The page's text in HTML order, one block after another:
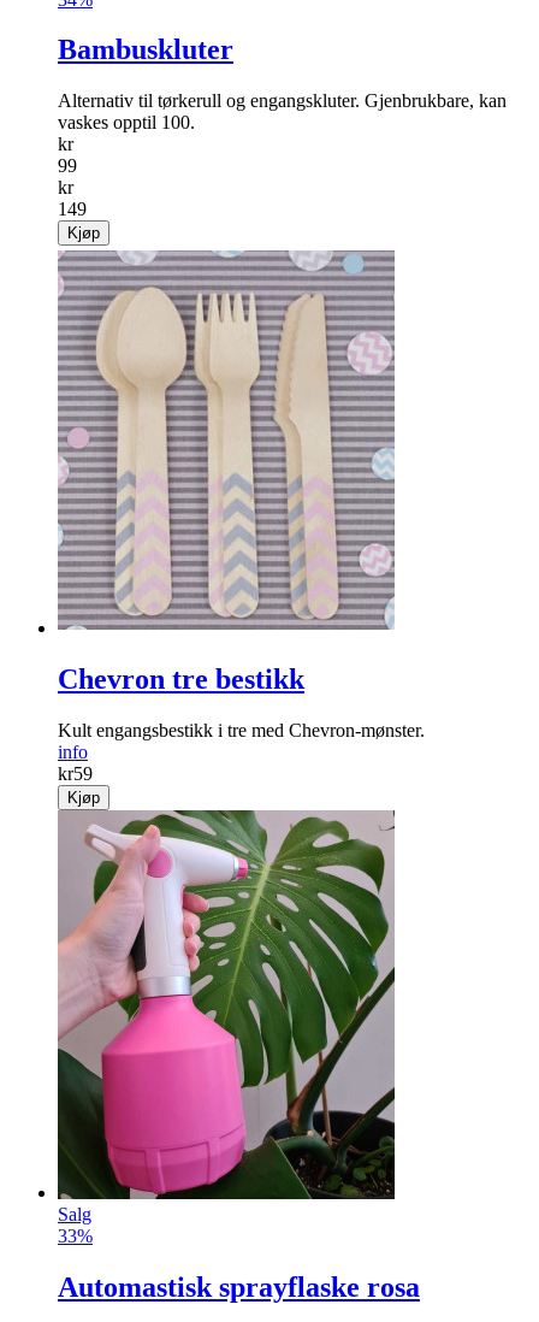
Bambuskluter
Alternativ til tørkerull og engangskluter. Gjenbrukbare, kan
vaskes opptil 100.
kr
99
kr
149
Kjøp
Chevron tre bestikk
Kult engangsbestikk i tre med Chevron-mønster.
info
kr59
Kjøp
Salg
33%
Automastisk sprayflaske rosa